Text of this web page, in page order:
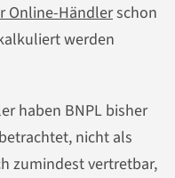
Online-Händlerschon
werden
haben BNPL bisher
nicht als
zumindest vertretbar,